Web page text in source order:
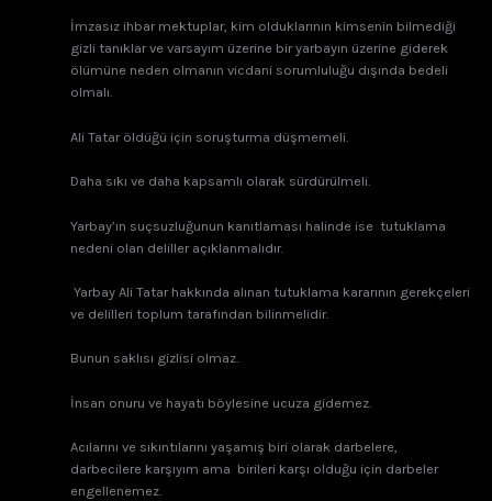
İmzasız ihbar mektuplar, kim olduklarının kimsenin bilmediği
gizli tanıklar ve varsayım üzerine bir yarbayın üzerine giderek
ölümüne neden olmanın vicdani sorumluluğu dışında bedeli
olmalı.
Ali Tatar öldüğü için soruşturma düşmemeli.
Daha sıkı ve daha kapsamlı olarak sürdürülmeli.
Yarbay’ın suçsuzluğunun kanıtlaması halinde ise tutuklama
nedeni olan deliller açıklanmalıdır.
Yarbay Ali Tatar hakkında alınan tutuklama kararının gerekçeleri
ve delilleri toplum tarafından bilinmelidir.
Bunun saklısı gizlisi olmaz.
İnsan onuru ve hayatı böylesine ucuza gidemez.
Acılarını ve sıkıntılarını yaşamış biri olarak darbelere,
darbecilere karşıyım ama birileri karşı olduğu için darbeler
engellenemez.